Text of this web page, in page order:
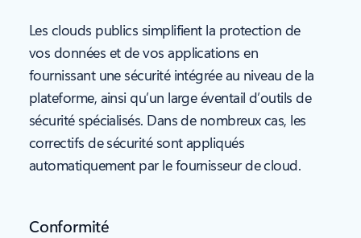
Les clouds publics simplifient la protection de
vos données et de vos applications en
fournissant une sécurité intégrée au niveau de la
plateforme, ainsi qu’un large éventail d’outils de
sécurité spécialisés. Dans de nombreux cas, les
correctifs de sécurité sont appliqués
automatiquement par le fournisseur de cloud.
Conformité